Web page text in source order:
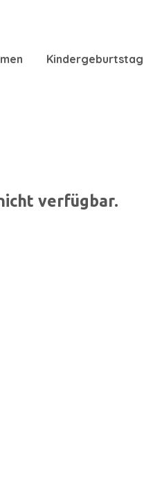
Kindergeburtstag
verfügbar.